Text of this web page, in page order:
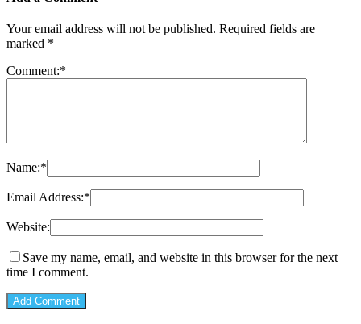
Your email address will not be published. Required fields are
marked *
Comment:*
Name:*
Email Address:*
Website:
Save my name, email, and website in this browser for the next
time I comment.